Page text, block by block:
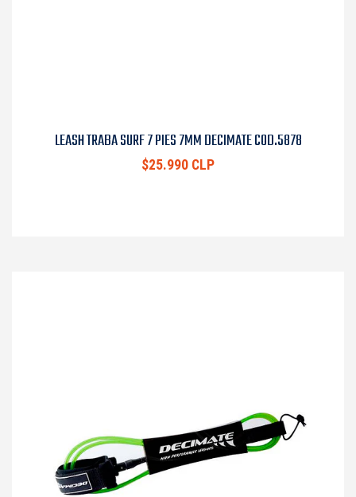
LEASH TRABA SURF 7 PIES 7MM DECIMATE COD.5878
$25.990 CLP